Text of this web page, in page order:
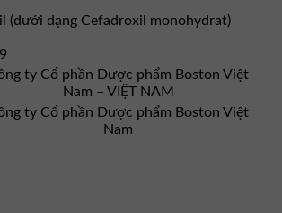
(dưới dạng Cefadroxil monohydrat)
ty Cổ phần Dược phẩm Boston Việt
Nam – VIỆT NAM
ty Cổ phần Dược phẩm Boston Việt
Nam